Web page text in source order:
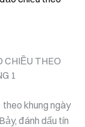
CHIỀU THEO
1
  theo khung ngày
đánh dấu tín